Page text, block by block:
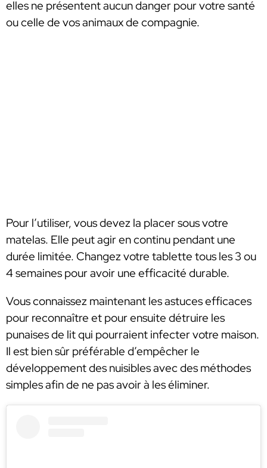
elles ne présentent aucun danger pour votre santé
ou celle de vos animaux de compagnie.
Pour l’utiliser, vous devez la placer sous votre
matelas. Elle peut agir en continu pendant une
durée limitée. Changez votre tablette tous les 3 ou
4 semaines pour avoir une efficacité durable.
Vous connaissez maintenant les astuces efficaces
pour reconnaître et pour ensuite détruire les
punaises de lit qui pourraient infecter votre maison.
Il est bien sûr préférable d’empêcher le
développement des nuisibles avec des méthodes
simples afin de ne pas avoir à les éliminer.